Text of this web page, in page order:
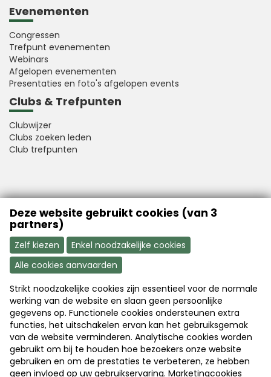
Evenementen
Congressen
Trefpunt evenementen
Webinars
Afgelopen evenementen
Presentaties en foto's afgelopen events
Clubs & Trefpunten
Clubwijzer
Clubs zoeken leden
Club trefpunten
VFB is a member of Better Finance
Aanmelden Word nu lid
Disclaimer|Copyright|Privacy
Deze website gebruikt cookies (van 3
partners)
Zelf kiezen
Enkel noodzakelijke cookies
Alle cookies aanvaarden
Strikt noodzakelijke cookies zijn essentieel voor de normale
werking van de website en slaan geen persoonlijke
gegevens op. Functionele cookies ondersteunen extra
functies, het uitschakelen ervan kan het gebruiksgemak
van de website verminderen. Analytische cookies worden
gebruikt om bij te houden hoe bezoekers onze website
gebruiken en om de prestaties te verbeteren, ze hebben
geen invloed op uw gebruikservaring. Marketingcookies